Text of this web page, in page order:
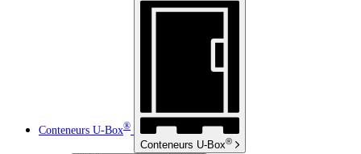
Conteneurs U-Box®
Conteneurs U-Box®